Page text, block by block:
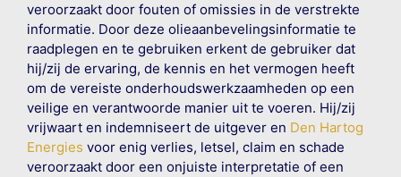
veroorzaakt door fouten of omissies in de verstrekte
informatie. Door deze olieaanbevelingsinformatie te
raadplegen en te gebruiken erkent de gebruiker dat
hij/zij de ervaring, de kennis en het vermogen heeft
om de vereiste onderhoudswerkzaamheden op een
veilige en verantwoorde manier uit te voeren. Hij/zij
vrijwaart en indemniseert de uitgever en Den Hartog
Energies voor enig verlies, letsel, claim en schade
veroorzaakt door een onjuiste interpretatie of een